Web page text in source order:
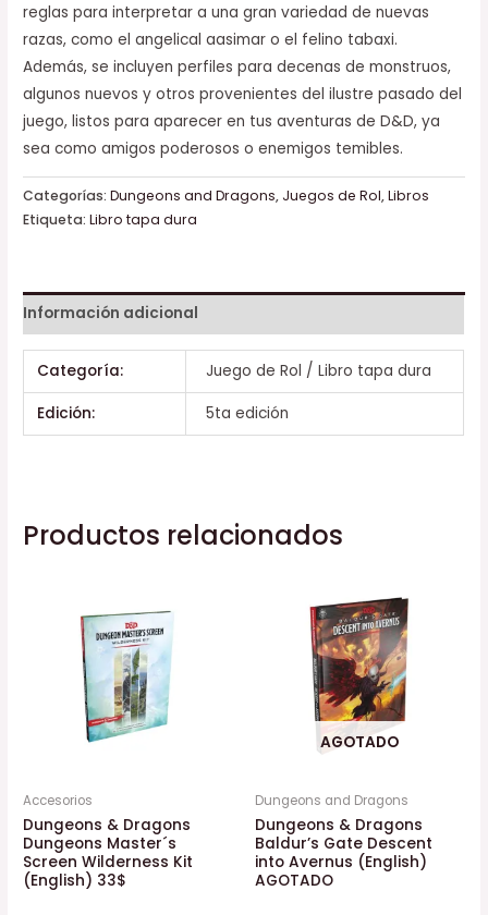
reglas para interpretar a una gran variedad de nuevas
razas, como el angelical aasimar o el felino tabaxi.
Además, se incluyen perfiles para decenas de monstruos,
algunos nuevos y otros provenientes del ilustre pasado del
juego, listos para aparecer en tus aventuras de D&D, ya
sea como amigos poderosos o enemigos temibles.
Categorías:Dungeons and Dragons, Juegos de Rol,Libros
Etiqueta:Libro tapa dura
Información adicional
Categoría: Juego de Rol / Libro tapa dura
Edición: 5ta edición
Productos relacionados
Accesorios
Dungeons & Dragons
Dungeons Master´s
Screen Wilderness Kit
(English) 33$
AGOTADO
Dungeons and Dragons
Dungeons & Dragons
Baldur’s Gate Descent
into Avernus (English)
AGOTADO